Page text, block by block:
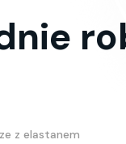
z elastanem